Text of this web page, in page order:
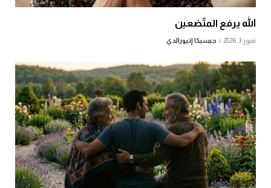
الله يرفع المتّضعين
تموز 3, 2026 جيسيكا إتيورالدي